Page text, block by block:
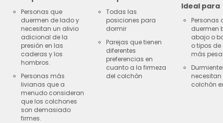
Personas que
duermen de lado y
necesitan un alivio
adicional de la
presión en las
caderas y los
hombros.
Personas más
livianas que a
menudo consideran
que los colchones
son demasiado
firmes.
Todas las
posiciones para
dormir
Parejas que tienen
diferentes
preferencias en
cuanto a la firmeza
del colchón
Ideal para
Personas
duermen
abajo o
o tipos
más
necesitan
colchón